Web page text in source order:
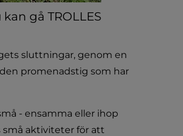
gå TROLLES
sluttningar, genom en
promenadstig som har
- ensamma eller ihop
små aktiviteter för att